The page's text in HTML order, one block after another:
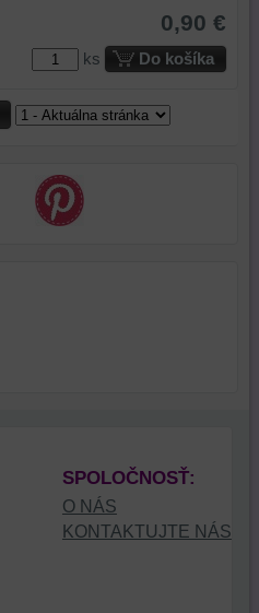
0,90 €
ks Do košíka
SPOLOČNOSŤ:
O NÁS
KONTAKTUJTE NÁS